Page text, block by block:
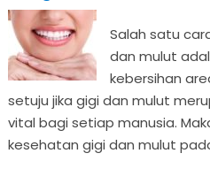
Salah satu
dan mulut
kebersihan
setuju jika gigi dan mulut
vital bagi setiap manusia.
kesehatan gigi dan mulut